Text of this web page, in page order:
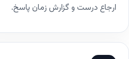
ارجاع درست و گزارش زمان پاسخ.